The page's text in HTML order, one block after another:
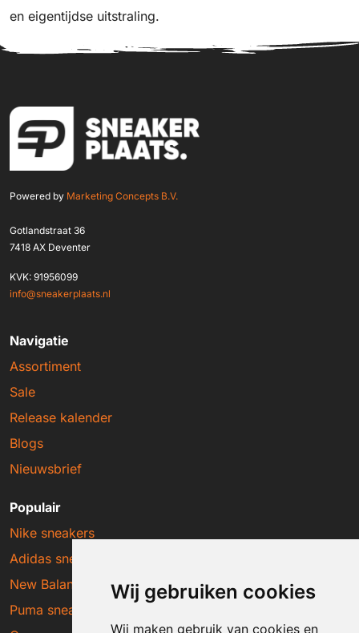
Wij gebruiken cookies
Wij maken gebruik van cookies en
en eigentijdse uitstraling.
Powered by Marketing Concepts B.V.
Gotlandstraat 36
7418 AX Deventer
KVK: 91956099
info@sneakerplaats.nl
Navigatie
Assortiment
Sale
Release kalender
Blogs
Nieuwsbrief
Populair
Nike sneakers
Adidas sneakers
New Balance sneakers
Puma sneakers